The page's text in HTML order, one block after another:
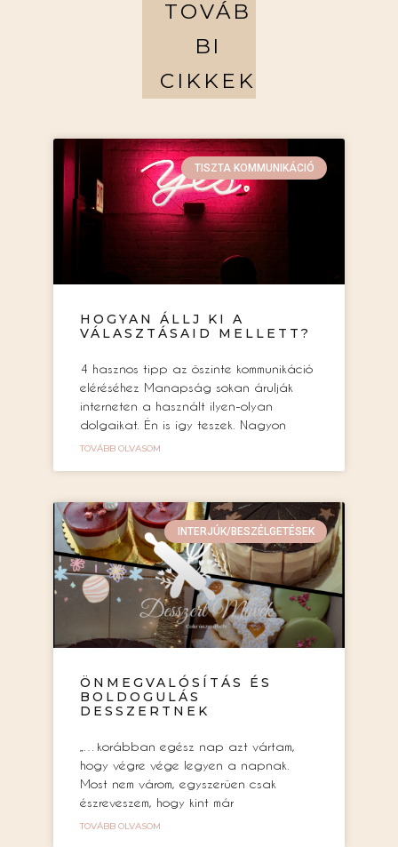
TOVÁB
BI
CIKKEK
TISZTA KOMMUNIKÁCIÓ
HOGYAN ÁLLJ KI A
VÁLASZTÁSAID MELLETT?
4 hasznos tipp az őszinte kommunikáció
eléréséhez Manapság sokan árulják
interneten a használt ilyen-olyan
dolgaikat. Én is így teszek. Nagyon
TOVÁBB OLVASOM
INTERJÚK/BESZÉLGETÉSEK
ÖNMEGVALÓSÍTÁS ÉS
BOLDOGULÁS
DESSZERTNEK
„…korábban egész nap azt vártam,
hogy végre vége legyen a napnak.
Most nem várom, egyszerűen csak
észreveszem, hogy kint már
TOVÁBB OLVASOM